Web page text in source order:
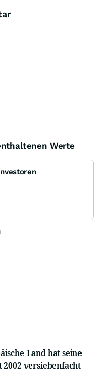
Werte
Land hat seine
2002 versiebenfacht